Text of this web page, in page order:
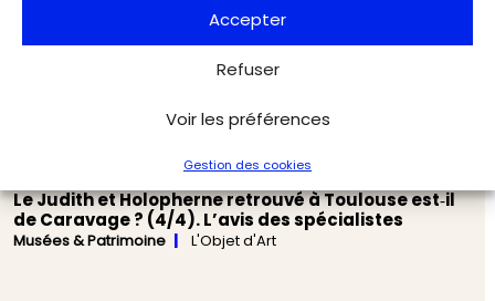
Accepter
Refuser
Voir les préférences
Gestion des cookies
Le Judith et Holopherne retrouvé à Toulouse est‑il
de Caravage ? (4/4). L’avis des spécialistes
Musées & Patrimoine L'Objet d'Art